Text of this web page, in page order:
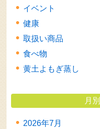
イベント
健康
取扱い商品
食べ物
黄土よもぎ蒸し
月
2026年7月